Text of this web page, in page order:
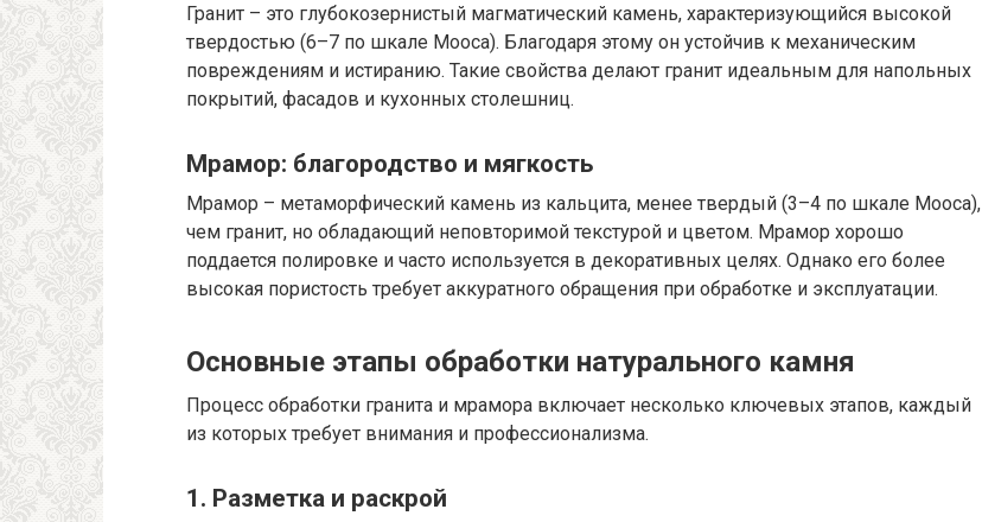
Гранит – это глубокозернистый магматический камень, характеризующийся высокой
твердостью (6–7 по шкале Мооса). Благодаря этому он устойчив к механическим
повреждениям и истиранию. Такие свойства делают гранит идеальным для напольных
покрытий, фасадов и кухонных столешниц.
Мрамор: благородство и мягкость
Мрамор – метаморфический камень из кальцита, менее твердый (3–4 по шкале Мооса),
чем гранит, но обладающий неповторимой текстурой и цветом. Мрамор хорошо
поддается полировке и часто используется в декоративных целях. Однако его более
высокая пористость требует аккуратного обращения при обработке и эксплуатации.
Основные этапы обработки натурального камня
Процесс обработки гранита и мрамора включает несколько ключевых этапов, каждый
из которых требует внимания и профессионализма.
1. Разметка и раскрой